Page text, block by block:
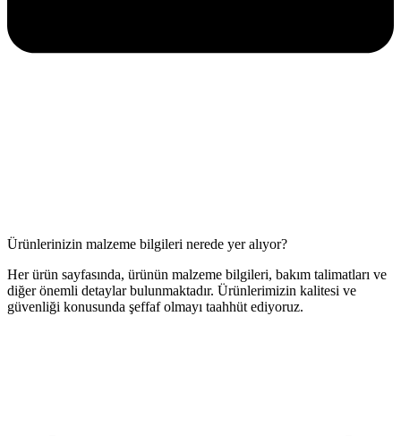
Ürünlerinizin malzeme bilgileri nerede yer alıyor?
Her ürün sayfasında, ürünün malzeme bilgileri, bakım talimatları ve
diğer önemli detaylar bulunmaktadır. Ürünlerimizin kalitesi ve
güvenliği konusunda şeffaf olmayı taahhüt ediyoruz.